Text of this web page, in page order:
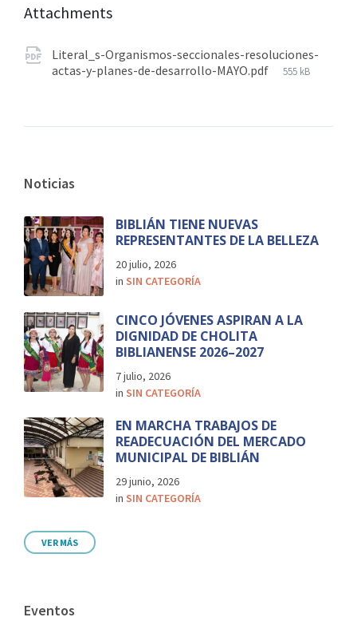
Attachments
Literal_s-Organismos-seccionales-resoluciones-
actas-y-planes-de-desarrollo-MAYO.pdf
555 kB
Noticias
BIBLIÁN TIENE NUEVAS
REPRESENTANTES DE LA BELLEZA
20 julio, 2026
in SIN CATEGORÍA
CINCO JÓVENES ASPIRAN A LA
DIGNIDAD DE CHOLITA
BIBLIANENSE 2026–2027
7 julio, 2026
in SIN CATEGORÍA
EN MARCHA TRABAJOS DE
READECUACIÓN DEL MERCADO
MUNICIPAL DE BIBLIÁN
29 junio, 2026
in SIN CATEGORÍA
VER MÁS
Eventos